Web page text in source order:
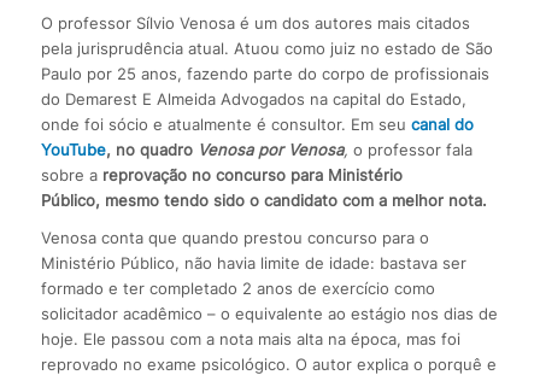
O professor Sílvio Venosa é um dos autores mais citados
pela jurisprudência atual. Atuou como juiz no estado de São
Paulo por 25 anos, fazendo parte do corpo de profissionais
do Demarest E Almeida Advogados na capital do Estado,
onde foi sócio e atualmente é consultor. Em seu canal do
YouTube, no quadro Venosa por Venosa, o professor fala
sobre a reprovação no concurso para Ministério
Público, mesmo tendo sido o candidato com a melhor nota.
Venosa conta que quando prestou concurso para o
Ministério Público, não havia limite de idade: bastava ser
formado e ter completado 2 anos de exercício como
solicitador acadêmico – o equivalente ao estágio nos dias de
hoje. Ele passou com a nota mais alta na época, mas foi
reprovado no exame psicológico. O autor explica o porquê e